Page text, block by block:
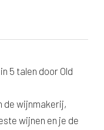
5 talen door Old
de wijnmakerij,
wijnen en je de